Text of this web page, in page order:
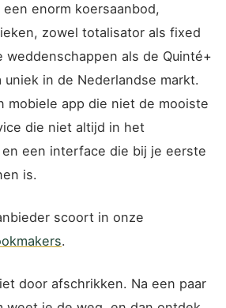
enorm koersaanbod,
zowel totalisator als fixed
weddenschappen als de Quinté+
in de Nederlandse markt.
mobiele app die niet de mooiste
die niet altijd in het
een interface die bij je eerste
is.
scoort in onze
.
door afschrikken. Na een paar